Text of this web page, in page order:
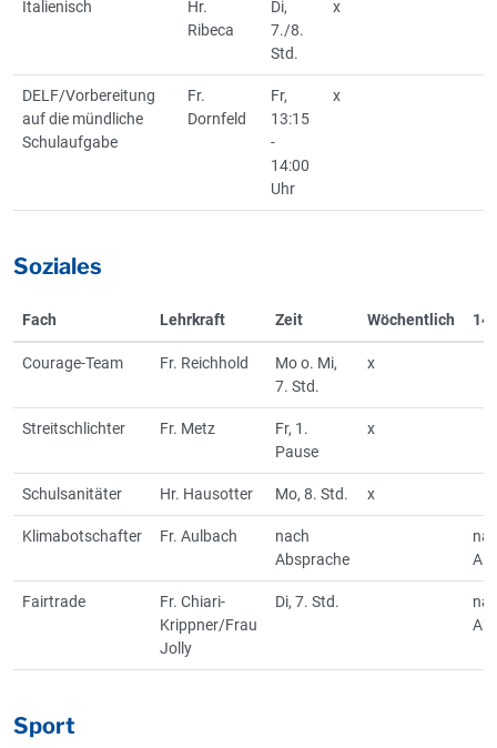
Italienisch
Hr.
Ribeca
Di,
7./8.
Std.
x
DELF/Vorbereitung
auf die mündliche
Schulaufgabe
Fr.
Dornfeld
Fr,
13:15
-
14:00
Uhr
x
Soziales
Fach Lehrkraft Zeit Wöchentlich
Courage-Team Fr. Reichhold
Mo o. Mi,
7. Std.
x
Streitschlichter Fr. Metz
Fr, 1.
Pause
x
Schulsanitäter Hr. Hausotter Mo, 8. Std. x
Klimabotschafter Fr. Aulbach
nach
Absprache
Fairtrade
Fr. Chiari-
Krippner/Frau
Jolly
Di, 7. Std.
Sport